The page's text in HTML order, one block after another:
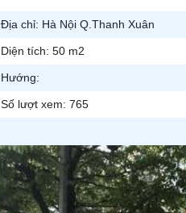
Địa chỉ: Hà Nội Q.Thanh Xuân
Diện tích: 50 m2
Hướng:
Số lượt xem: 765